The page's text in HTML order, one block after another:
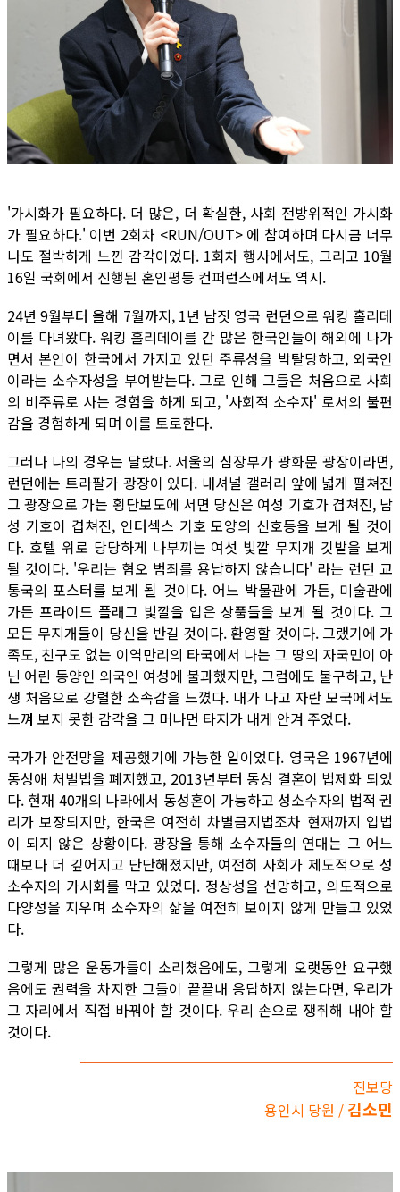
'가시화가 필요하다. 더 많은, 더 확실한, 사회 전방위적인 가시화
가 필요하다.' 이번 2회차 <RUN/OUT> 에 참여하며 다시금 너무
나도 절박하게 느낀 감각이었다. 1회차 행사에서도, 그리고 10월
16일 국회에서 진행된 혼인평등 컨퍼런스에서도 역시.
24년 9월부터 올해 7월까지, 1년 남짓 영국 런던으로 워킹 홀리데
이를 다녀왔다. 워킹 홀리데이를 간 많은 한국인들이 해외에 나가
면서 본인이 한국에서 가지고 있던 주류성을 박탈당하고, 외국인
이라는 소수자성을 부여받는다. 그로 인해 그들은 처음으로 사회
의 비주류로 사는 경험을 하게 되고, '사회적 소수자' 로서의 불편
감을 경험하게 되며 이를 토로한다.
그러나 나의 경우는 달랐다. 서울의 심장부가 광화문 광장이라면,
런던에는 트라팔가 광장이 있다. 내셔널 갤러리 앞에 넓게 펼쳐진
그 광장으로 가는 횡단보도에 서면 당신은 여성 기호가 겹쳐진, 남
성 기호이 겹쳐진, 인터섹스 기호 모양의 신호등을 보게 될 것이
다. 호텔 위로 당당하게 나부끼는 여섯 빛깔 무지개 깃발을 보게
될 것이다. '우리는 혐오 범죄를 용납하지 않습니다' 라는 런던 교
통국의 포스터를 보게 될 것이다. 어느 박물관에 가든, 미술관에
가든 프라이드 플래그 빛깔을 입은 상품들을 보게 될 것이다. 그
모든 무지개들이 당신을 반길 것이다. 환영할 것이다. 그랬기에 가
족도, 친구도 없는 이역만리의 타국에서 나는 그 땅의 자국민이 아
닌 어린 동양인 외국인 여성에 불과했지만, 그럼에도 불구하고, 난
생 처음으로 강렬한 소속감을 느꼈다. 내가 나고 자란 모국에서도
느껴 보지 못한 감각을 그 머나먼 타지가 내게 안겨 주었다.
국가가 안전망을 제공했기에 가능한 일이었다. 영국은 1967년에
동성애 처벌법을 폐지했고, 2013년부터 동성 결혼이 법제화 되었
다. 현재 40개의 나라에서 동성혼이 가능하고 성소수자의 법적 권
리가 보장되지만, 한국은 여전히 차별금지법조차 현재까지 입법
이 되지 않은 상황이다. 광장을 통해 소수자들의 연대는 그 어느
때보다 더 깊어지고 단단해졌지만, 여전히 사회가 제도적으로 성
소수자의 가시화를 막고 있었다. 정상성을 선망하고, 의도적으로
다양성을 지우며 소수자의 삶을 여전히 보이지 않게 만들고 있었
다.
그렇게 많은 운동가들이 소리쳤음에도, 그렇게 오랫동안 요구했
음에도 권력을 차지한 그들이 끝끝내 응답하지 않는다면, 우리가
그 자리에서 직접 바꿔야 할 것이다. 우리 손으로 쟁취해 내야 할
것이다.
진보당
용인시 당원 / 김소민